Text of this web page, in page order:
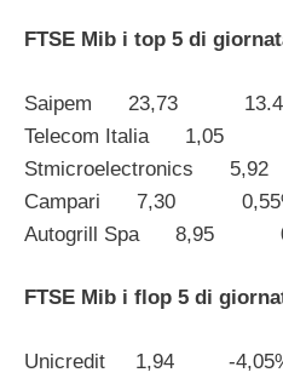
FTSE Mib i top 5 di
Saipem 23,73
Telecom Italia 1,05
Stmicroelectronics
Campari 7,30
Autogrill Spa 8,95
FTSE Mib i flop 5 di
Unicredit 1,94 -